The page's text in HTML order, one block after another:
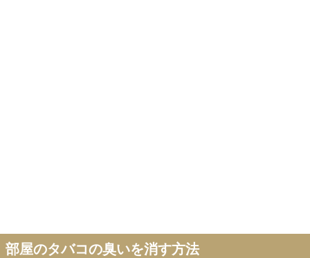
部屋のタバコの臭いを消す方法